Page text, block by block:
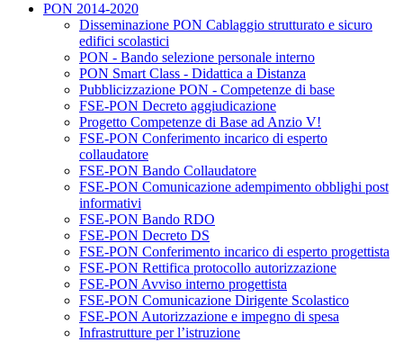
PON 2014-2020
Disseminazione PON Cablaggio strutturato e sicuro
edifici scolastici
PON - Bando selezione personale interno
PON Smart Class - Didattica a Distanza
Pubblicizzazione PON - Competenze di base
FSE-PON Decreto aggiudicazione
Progetto Competenze di Base ad Anzio V!
FSE-PON Conferimento incarico di esperto
collaudatore
FSE-PON Bando Collaudatore
FSE-PON Comunicazione adempimento obblighi post
informativi
FSE-PON Bando RDO
FSE-PON Decreto DS
FSE-PON Conferimento incarico di esperto progettista
FSE-PON Rettifica protocollo autorizzazione
FSE-PON Avviso interno progettista
FSE-PON Comunicazione Dirigente Scolastico
FSE-PON Autorizzazione e impegno di spesa
Infrastrutture per l’istruzione